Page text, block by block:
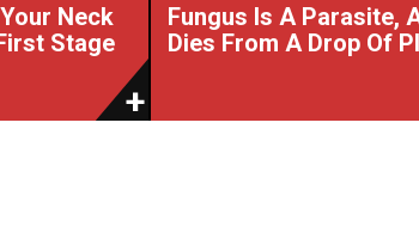
Neck
Stage
Fungus Is A Parasite,
Dies From A Drop Of